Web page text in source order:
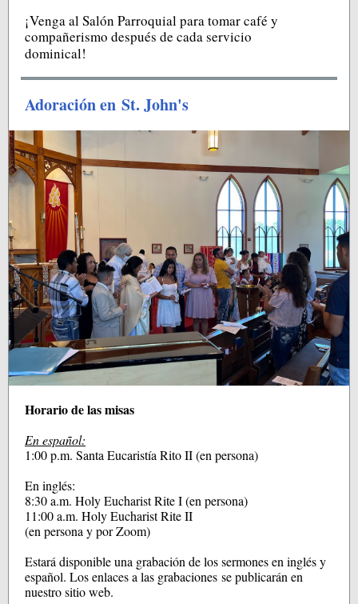
¡Venga al Salón Parroquial para tomar café y
compañerismo después de cada servicio
dominical!
Adoración en St. John's
Horario de las misas
En español:
1:00 p.m. Santa Eucaristía Rito II (en persona)
En inglés:
8:30 a.m. Holy Eucharist Rite I (en persona)
11:00 a.m. Holy Eucharist Rite II
(en persona y por Zoom)
Estará disponible una grabación de los sermones en inglés y
español. Los enlaces a las grabaciones se publicarán en
nuestro sitio web.